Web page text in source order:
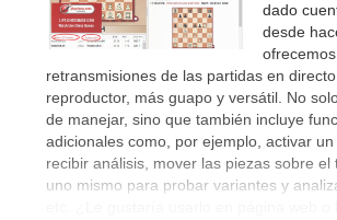
dado
desde
retransmisiones de las partidas en
reproductor, más guapo y versátil. No
de manejar, sino que también incluye
adicionales como, por ejemplo, activar
recibir análisis, mover las piezas sobre el
uno mismo para probar variantes y